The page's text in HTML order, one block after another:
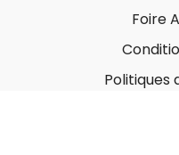
Foire
Politiques